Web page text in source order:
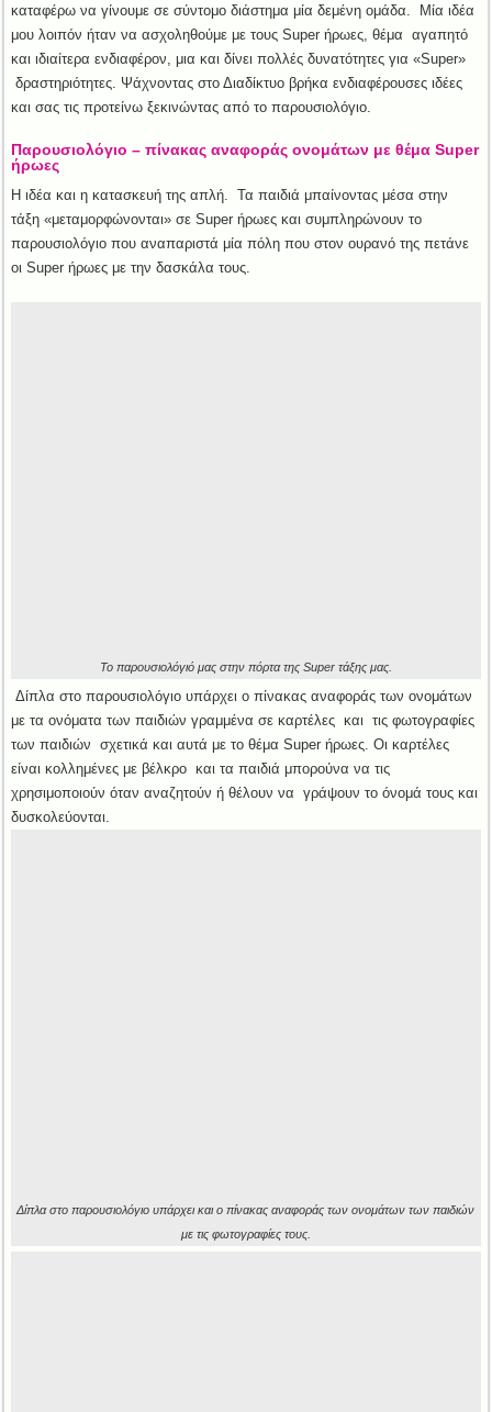
καταφέρω να γίνουμε σε σύντομο διάστημα μία δεμένη ομάδα. Μία ιδέα
μου λοιπόν ήταν να ασχοληθούμε με τους Super ήρωες, θέμα αγαπητό
και ιδιαίτερα ενδιαφέρον, μια και δίνει πολλές δυνατότητες για «Super»
δραστηριότητες. Ψάχνοντας στο Διαδίκτυο βρήκα ενδιαφέρουσες ιδέες
και σας τις προτείνω ξεκινώντας από το παρουσιολόγιο.
Παρουσιολόγιο – πίνακας αναφοράς ονομάτων με θέμα Super
ήρωες
Η ιδέα και η κατασκευή της απλή. Τα παιδιά μπαίνοντας μέσα στην
τάξη «μεταμορφώνονται» σε Super ήρωες και συμπληρώνουν το
παρουσιολόγιο που αναπαριστά μία πόλη που στον ουρανό της πετάνε
οι Super ήρωες με την δασκάλα τους.
Το παρουσιολόγιό μας στην πόρτα της Super τάξης μας.
Δίπλα στο παρουσιολόγιο υπάρχει ο πίνακας αναφοράς των ονομάτων
με τα ονόματα των παιδιών γραμμένα σε καρτέλες και τις φωτογραφίες
των παιδιών σχετικά και αυτά με το θέμα Super ήρωες. Οι καρτέλες
είναι κολλημένες με βέλκρο και τα παιδιά μπορούνα να τις
χρησιμοποιούν όταν αναζητούν ή θέλουν να γράψουν το όνομά τους και
δυσκολεύονται.
Δίπλα στο παρουσιολόγιο υπάρχει και ο πίνακας αναφοράς των ονομάτων των παιδιών
με τις φωτογραφίες τους.